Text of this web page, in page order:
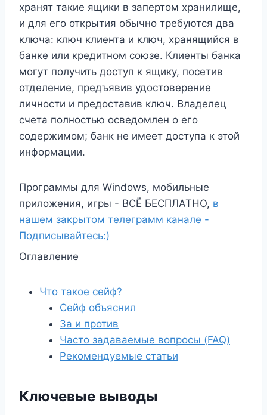
хранят такие ящики в запертом хранилище,
и для его открытия обычно требуются два
ключа: ключ клиента и ключ, хранящийся в
банке или кредитном союзе. Клиенты банка
могут получить доступ к ящику, посетив
отделение, предъявив удостоверение
личности и предоставив ключ. Владелец
счета полностью осведомлен о его
содержимом; банк не имеет доступа к этой
информации.
Программы для Windows, мобильные
приложения, игры - ВСЁ БЕСПЛАТНО, в
нашем закрытом телеграмм канале -
Подписывайтесь:)
Оглавление
Что такое сейф?
Сейф объяснил
За и против
Часто задаваемые вопросы (FAQ)
Рекомендуемые статьи
Ключевые выводы